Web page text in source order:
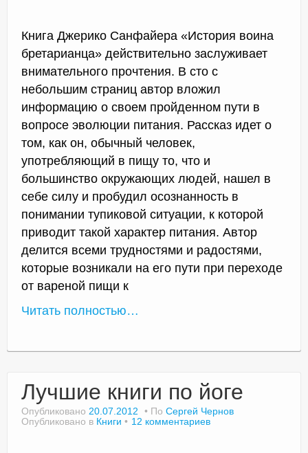
Книга Джерико Санфайера «История воина
бретарианца» действительно заслуживает
внимательного прочтения. В сто с
небольшим страниц автор вложил
информацию о своем пройденном пути в
вопросе эволюции питания. Рассказ идет о
том, как он, обычный человек,
употребляющий в пищу то, что и
большинство окружающих людей, нашел в
себе силу и пробудил осознанность в
понимании тупиковой ситуации, к которой
приводит такой характер питания. Автор
делится всеми трудностями и радостями,
которые возникали на его пути при переходе
от вареной пищи к
Читать полностью…
Лучшие книги по йоге
Опубликовано 20.07.2012 По Сергей Чернов
Опубликовано в Книги 12 комментариев